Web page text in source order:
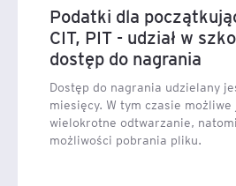
Podatki dla
CIT, PIT - udział w
dostęp do nagrania
Dostęp do nagrania udzielany
miesięcy. W tym czasie
wielokrotne odtwarzanie,
możliwości pobrania pliku.